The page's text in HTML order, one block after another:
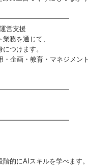
営支援
務を通じて、
つけます。
・企画・教育・マネジメン
的にAIスキルを学べます。